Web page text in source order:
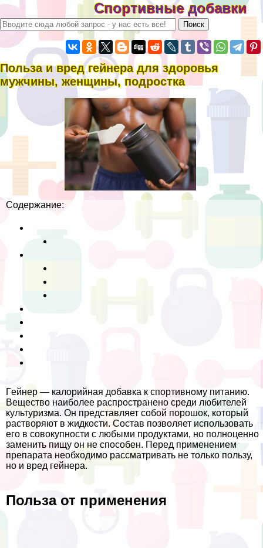
Спортивные добавки
Польза и вред гeйнера для здоровья
мужчины, женщины, подростка
Содержание:
Гeйнер — калорийная добавка к спортивному питанию.
Вещество наиболее распространено среди любителей
культуризма. Он представляет собой порошок, который
растворяют в жидкости. Состав позволяет использовать
его в совокупности с любыми продуктами, но полноценно
заменить пищу он не способен. Перед применением
препарата необходимо рассматривать не только пользу,
но и вред гeйнера.
Польза от применения